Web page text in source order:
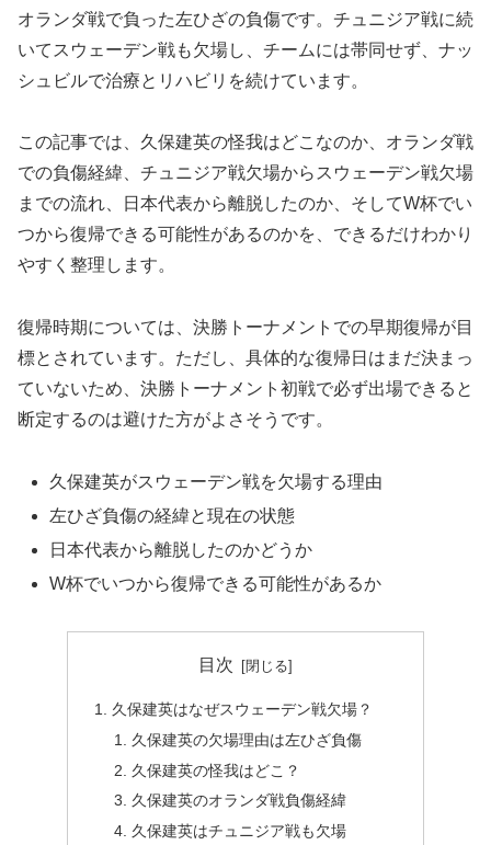
オランダ戦で負った左ひざの負傷です。チュニジア戦に続
いてスウェーデン戦も欠場し、チームには帯同せず、ナッ
シュビルで治療とリハビリを続けています。
この記事では、久保建英の怪我はどこなのか、オランダ戦
での負傷経緯、チュニジア戦欠場からスウェーデン戦欠場
までの流れ、日本代表から離脱したのか、そしてW杯でい
つから復帰できる可能性があるのかを、できるだけわかり
やすく整理します。
復帰時期については、決勝トーナメントでの早期復帰が目
標とされています。ただし、具体的な復帰日はまだ決まっ
ていないため、決勝トーナメント初戦で必ず出場できると
断定するのは避けた方がよさそうです。
久保建英がスウェーデン戦を欠場する理由
左ひざ負傷の経緯と現在の状態
日本代表から離脱したのかどうか
W杯でいつから復帰できる可能性があるか
目次
久保建英はなぜスウェーデン戦欠場？
久保建英の欠場理由は左ひざ負傷
久保建英の怪我はどこ？
久保建英のオランダ戦負傷経緯
久保建英はチュニジア戦も欠場